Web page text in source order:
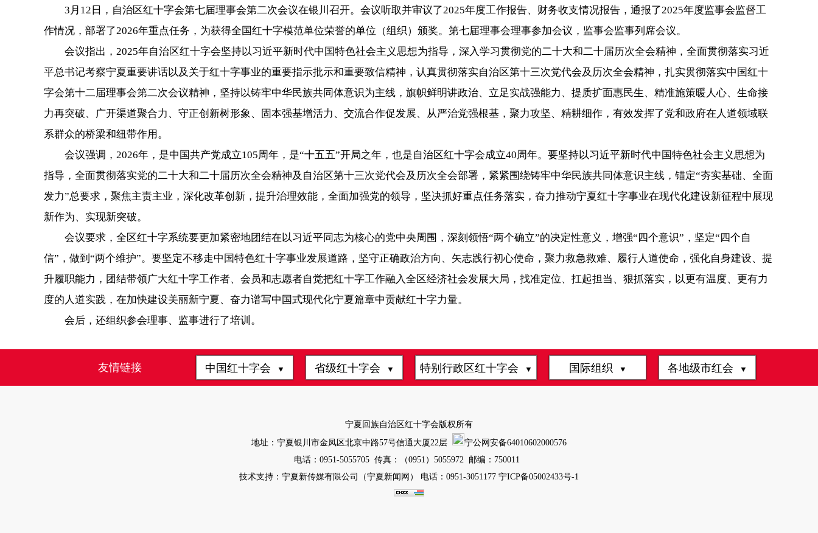
3月12日，自治区红十字会第七届理事会第二次会议在银川召开。会议听取并审议了2025年度工作报告、财务收支情况报告，通报了2025年度监事会监督工
作情况，部署了2026年重点任务，为获得全国红十字模范单位荣誉的单位（组织）颁奖。第七届理事会理事参加会议，监事会监事列席会议。
会议指出，2025年自治区红十字会坚持以习近平新时代中国特色社会主义思想为指导，深入学习贯彻党的二十大和二十届历次全会精神，全面贯彻落实习近
平总书记考察宁夏重要讲话以及关于红十字事业的重要指示批示和重要致信精神，认真贯彻落实自治区第十三次党代会及历次全会精神，扎实贯彻落实中国红十
字会第十二届理事会第二次会议精神，坚持以铸牢中华民族共同体意识为主线，旗帜鲜明讲政治、立足实战强能力、提质扩面惠民生、精准施策暖人心、生命接
力再突破、广开渠道聚合力、守正创新树形象、固本强基增活力、交流合作促发展、从严治党强根基，聚力攻坚、精耕细作，有效发挥了党和政府在人道领域联
系群众的桥梁和纽带作用。
会议强调，2026年，是中国共产党成立105周年，是“十五五”开局之年，也是自治区红十字会成立40周年。要坚持以习近平新时代中国特色社会主义思想为
指导，全面贯彻落实党的二十大和二十届历次全会精神及自治区第十三次党代会及历次全会部署，紧紧围绕铸牢中华民族共同体意识主线，锚定“夯实基础、全面
发力”总要求，聚焦主责主业，深化改革创新，提升治理效能，全面加强党的领导，坚决抓好重点任务落实，奋力推动宁夏红十字事业在现代化建设新征程中展现
新作为、实现新突破。
会议要求，全区红十字系统要更加紧密地团结在以习近平同志为核心的党中央周围，深刻领悟“两个确立”的决定性意义，增强“四个意识”，坚定“四个自
信”，做到“两个维护”。要坚定不移走中国特色红十字事业发展道路，坚守正确政治方向、矢志践行初心使命，聚力救急救难、履行人道使命，强化自身建设、提
升履职能力，团结带领广大红十字工作者、会员和志愿者自觉把红十字工作融入全区经济社会发展大局，找准定位、扛起担当、狠抓落实，以更有温度、更有力
度的人道实践，在加快建设美丽新宁夏、奋力谱写中国式现代化宁夏篇章中贡献红十字力量。
会后，还组织参会理事、监事进行了培训。
友情链接 中国红十字会 ▼ 省级红十字会 ▼ 特别行政区红十字会 ▼ 国际组织 ▼ 各地级市红会 ▼
宁夏回族自治区红十字会版权所有
地址：宁夏银川市金凤区北京中路57号信通大厦22层
宁公网安备64010602000576
电话：0951-5055705 传真：（0951）5055972 邮编：750011
技术支持：宁夏新传媒有限公司（宁夏新闻网） 电话：0951-3051177 宁ICP备05002433号-1